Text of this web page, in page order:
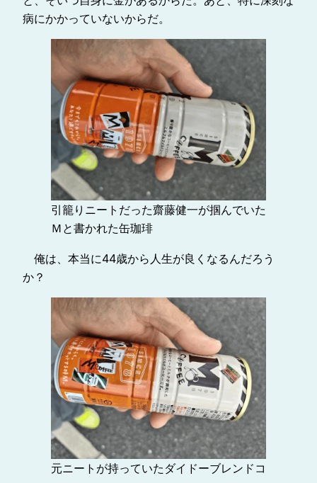
病にかかっていないからだ。
引籠りニートだった齋藤健一が掴んでいた
Ｍと書かれた缶珈琲
俺は、本当に44歳から人生が良くなるんだろう
か？
元ニートが持っていたダイドーブレンドコ